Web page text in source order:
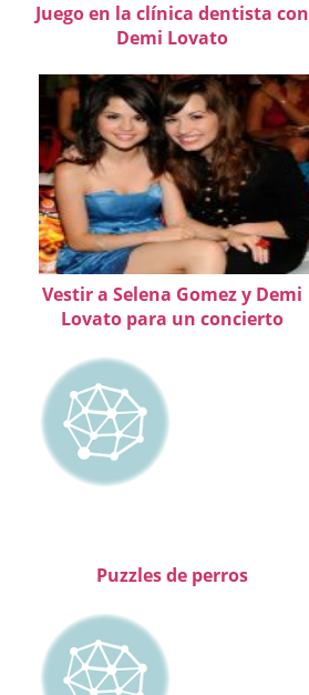
Juego en la clínica dentista con
Demi Lovato
Vestir a Selena Gomez y Demi
Lovato para un concierto
Puzzles de perros